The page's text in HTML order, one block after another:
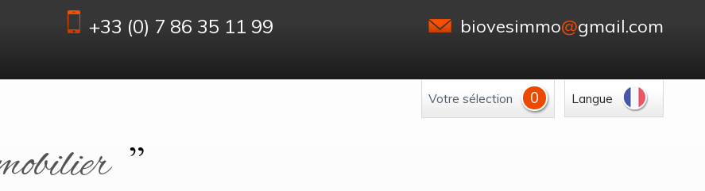
+33 (0) 7 86 35 11 99 biovesimmo@gmail.com
Votre sélection 0 Langue